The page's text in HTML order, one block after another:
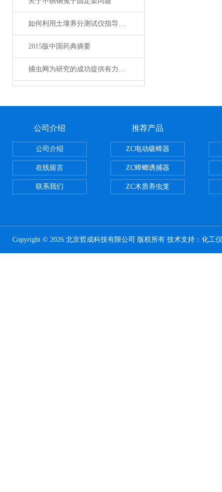
如何利用土壤养分测试仪指导瓜农合理施肥
2015版中国药典摘要
捕虫网为研究的成功提供有力的保障
公司介绍
公司介绍
在线留言
联系我们
推荐产品
ZC电动吸蟑器
ZC蟑螂诱捕器
ZC木质养虫笼
Copyright © 2026 北京哲成科技有限公司 版权所有 技术支持： 化工